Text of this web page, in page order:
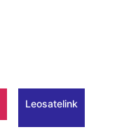
Leosatelink